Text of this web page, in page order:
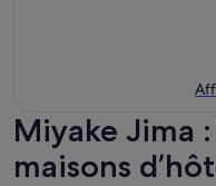
Miyake Jima
maisons